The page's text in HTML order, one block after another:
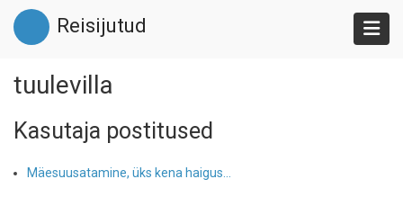
Liigu
edasi
põhisisu
Reisijutud
tuulevilla
Kasutaja postitused
Mäesuusatamine, üks kena haigus...